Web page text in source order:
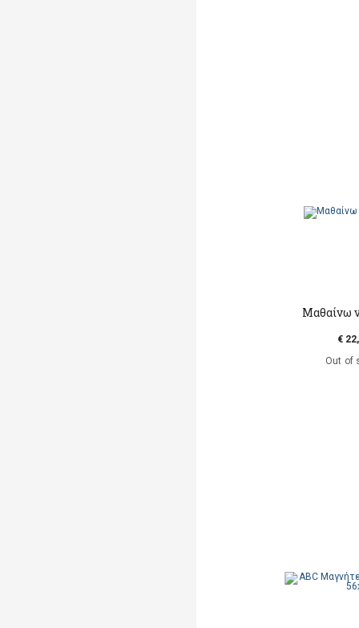
Μαθαίνω
€
Out of